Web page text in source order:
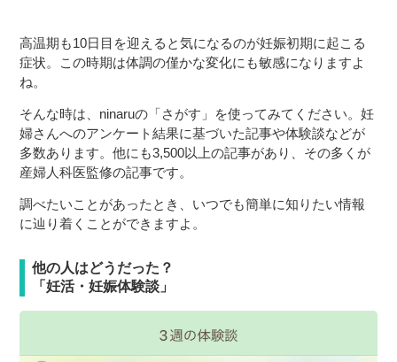
高温期も10日目を迎えると気になるのが妊娠初期に起こる
症状。この時期は体調の僅かな変化にも敏感になりますよ
ね。
そんな時は、ninaruの「さがす」を使ってみてください。妊
婦さんへのアンケート結果に基づいた記事や体験談などが
多数あります。他にも3,500以上の記事があり、その多くが
産婦人科医監修の記事です。
調べたいことがあったとき、いつでも簡単に知りたい情報
に辿り着くことができますよ。
他の人はどうだった？
「妊活・妊娠体験談」